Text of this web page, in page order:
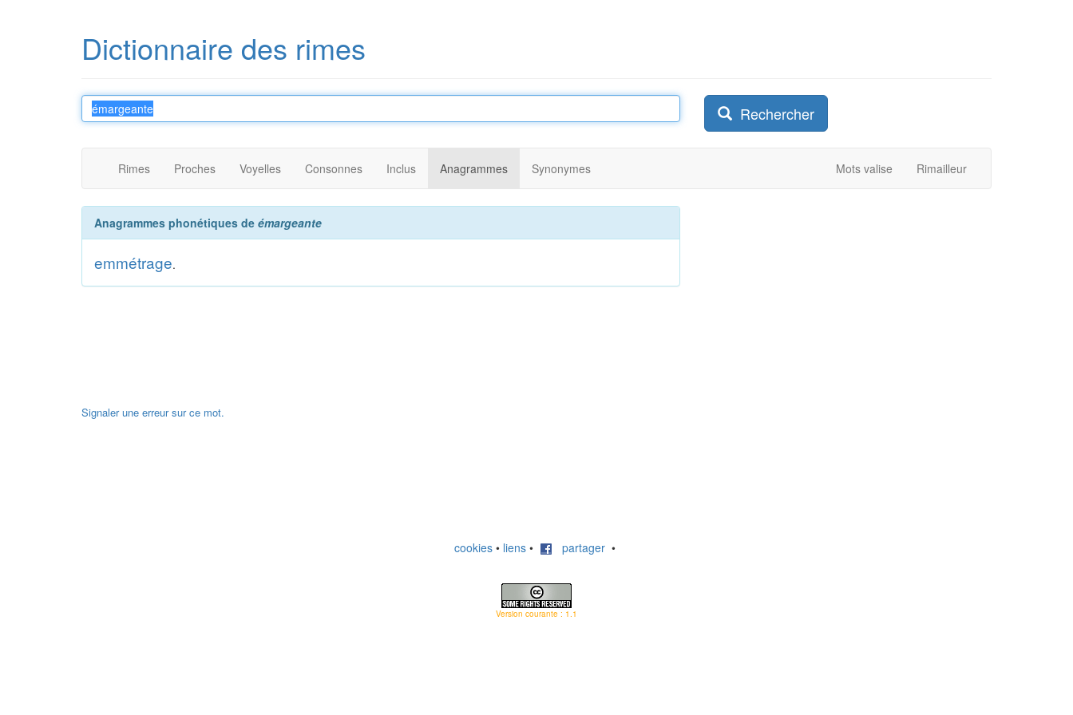
Dictionnaire des rimes
Rechercher
Rimes Proches Voyelles Consonnes Inclus Anagrammes Synonymes Mots valise Rimailleur
Anagrammes phonétiques de émargeante
emmétrage.
Signaler une erreur sur ce mot.
cookies • liens • partager •
Version courante : 1.1